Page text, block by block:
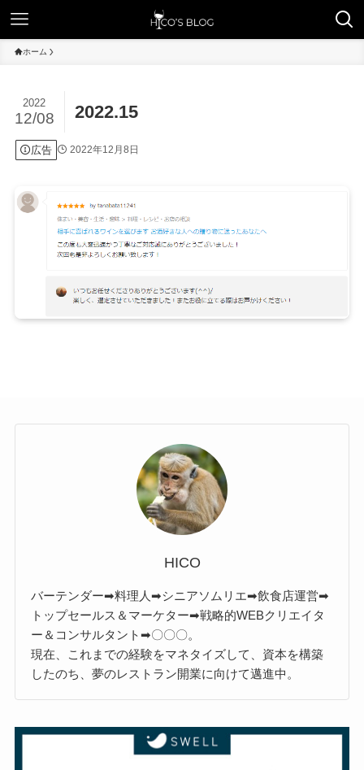
ホーム
2022.15
2022
12/08
広告 2022年12月8日
HICO
バーテンダー➡料理人➡シニアソムリエ➡飲食店運営➡
トップセールス＆マーケター➡戦略的WEBクリエイタ
ー＆コンサルタント➡〇〇〇。
現在、これまでの経験をマネタイズして、資本を構築
したのち、夢のレストラン開業に向けて邁進中。